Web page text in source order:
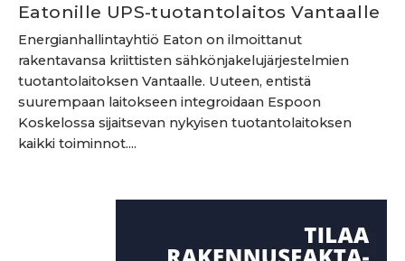
Eatonille UPS-tuotantolaitos Vantaalle
Energianhallintayhtiö Eaton on ilmoittanut
rakentavansa kriittisten sähkönjakelujärjestelmien
tuotantolaitoksen Vantaalle. Uuteen, entistä
suurempaan laitokseen integroidaan Espoon
Koskelossa sijaitsevan nykyisen tuotantolaitoksen
kaikki toiminnot....